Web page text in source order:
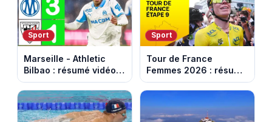
Sport
Marseille - Athletic
Bilbao : résumé vidéo
du match amical au
Stade Vélodrome (9
août 2026)
Sport
Tour de France
Femmes 2026 : résumé
vidéo de la dernière
étape à Nice. Demi
Vollering remporte son
deuxième Tour.